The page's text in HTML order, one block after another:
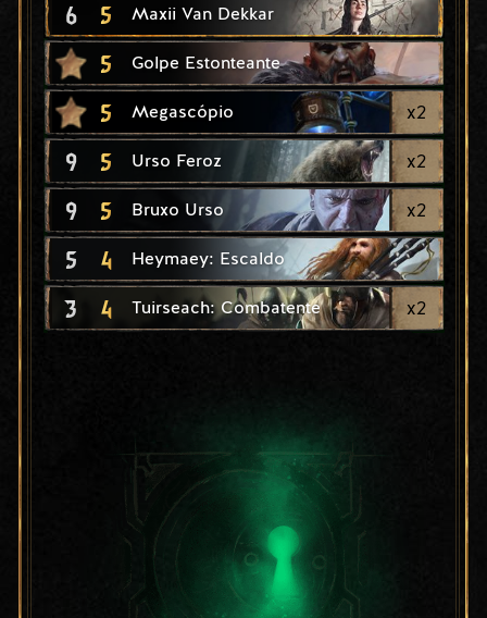
6 5 Maxii Van Dekkar
5 Golpe Estonteante
5 Megascópio x2
9 5 Urso Feroz x2
9 5 Bruxo Urso x2
5 4 Heymaey: Escaldo
3 4 Tuirseach: Combatente x2